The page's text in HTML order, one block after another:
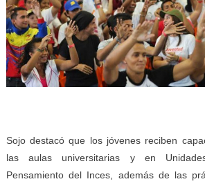
Sojo destacó que los jóvenes reciben
las aulas universitarias y en
Pensamiento del Inces, además de las